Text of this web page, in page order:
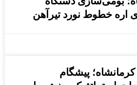
خطوط نورد تیرآهن
پیشگام